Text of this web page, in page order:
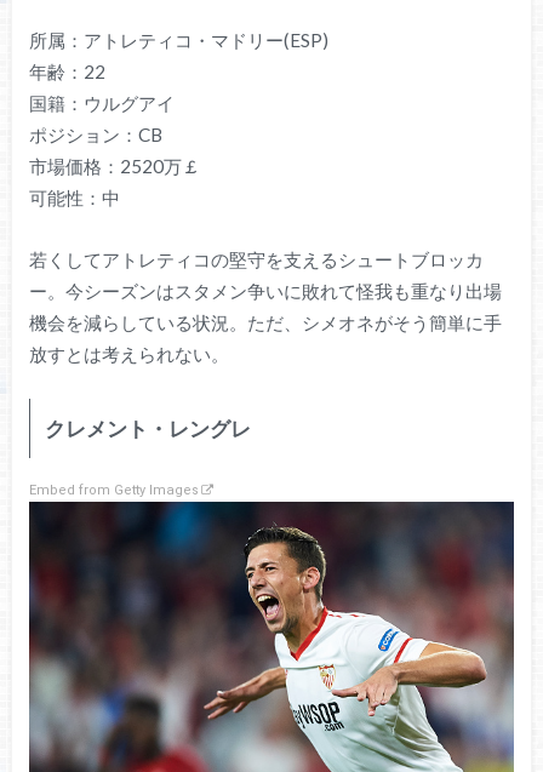
所属：アトレティコ・マドリー(ESP)
年齢：22
国籍：ウルグアイ
ポジション：CB
市場価格：2520万￡
可能性：中
若くしてアトレティコの堅守を支えるシュートブロッカ
ー。今シーズンはスタメン争いに敗れて怪我も重なり出場
機会を減らしている状況。ただ、シメオネがそう簡単に手
放すとは考えられない。
クレメント・レングレ
Embed from Getty Images